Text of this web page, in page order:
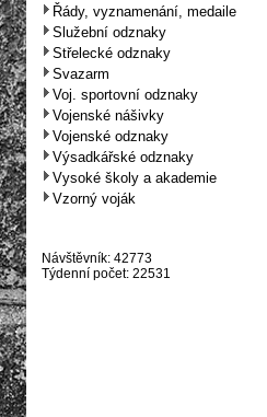
Řády, vyznamenání, medaile
Služební odznaky
Střelecké odznaky
Svazarm
Voj. sportovní odznaky
Vojenské nášivky
Vojenské odznaky
Výsadkářské odznaky
Vysoké školy a akademie
Vzorný voják
Návštěvník: 42773
Týdenní počet: 22531